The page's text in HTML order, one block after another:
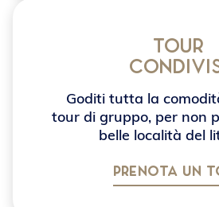
Tour
Goditi tutta la
tour di gruppo, per non
belle località del
PRENOTA UN